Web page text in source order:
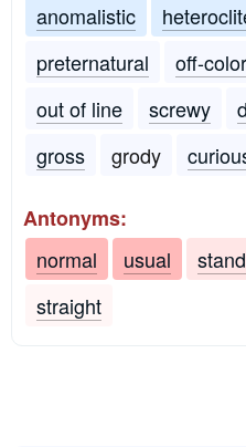
anomalistic
preternatural
off-color
out of line
screwy
gross
grody
Antonyms:
normal
usual
straight